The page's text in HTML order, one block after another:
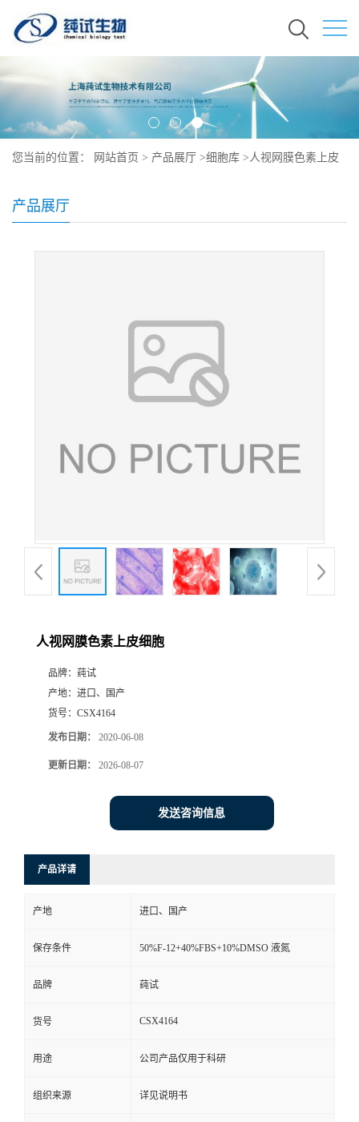
您当前的位置： 网站首页 > 产品展厅 >细胞库 >人视网膜色素上皮
产品展厅
人视网膜色素上皮细胞
品牌： 莼试
产地： 进口、国产
货号： CSX4164
发布日期： 2020-06-08
更新日期： 2026-08-07
发送咨询信息
产品详请
产地 进口、国产
保存条件 50%F-12+40%FBS+10%DMSO 液氮
品牌 莼试
货号 CSX4164
用途 公司产品仅用于科研
组织来源 详见说明书